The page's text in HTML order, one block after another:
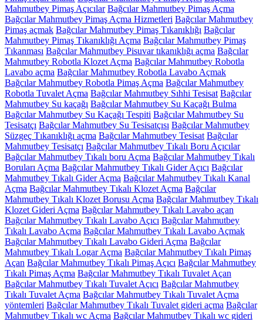
Mahmutbey Pimaş Açıcılar Bağcılar Mahmutbey Pimaş Açma
Bağcılar Mahmutbey Pimaş Açma Hizmetleri Bağcılar Mahmutbey
Pimaş açmak Bağcılar Mahmutbey Pimaş Tıkanıklığı Bağcılar
Mahmutbey Pimaş Tıkanıklığı Açma Bağcılar Mahmutbey Pimaş
Tıkanması Bağcılar Mahmutbey Pisuvar tıkanıklığı açma Bağcılar
Mahmutbey Robotla Klozet Açma Bağcılar Mahmutbey Robotla
Lavabo açma Bağcılar Mahmutbey Robotla Lavabo Açmak
Bağcılar Mahmutbey Robotla Pimaş Açma Bağcılar Mahmutbey
Robotla Tuvalet Açma Bağcılar Mahmutbey Sıhhi Tesisat Bağcılar
Mahmutbey Su kaçağı Bağcılar Mahmutbey Su Kaçağı Bulma
Bağcılar Mahmutbey Su Kaçağı Tespiti Bağcılar Mahmutbey Su
Tesisatçı Bağcılar Mahmutbey Su Tesisatçısı Bağcılar Mahmutbey
Süzgeç Tıkanıklığı açma Bağcılar Mahmutbey Tesisat Bağcılar
Mahmutbey Tesisatçı Bağcılar Mahmutbey Tıkalı Boru Açıcılar
Bağcılar Mahmutbey Tıkalı boru Açma Bağcılar Mahmutbey Tıkalı
Boruları Açma Bağcılar Mahmutbey Tıkalı Gider Açıcı Bağcılar
Mahmutbey Tıkalı Gider Açma Bağcılar Mahmutbey Tıkalı Kanal
Açma Bağcılar Mahmutbey Tıkalı Klozet Açma Bağcılar
Mahmutbey Tıkalı Klozet Borusu Açma Bağcılar Mahmutbey Tıkalı
Klozet Gideri Açma Bağcılar Mahmutbey Tıkalı Lavabo açan
Bağcılar Mahmutbey Tıkalı Lavabo Açıcı Bağcılar Mahmutbey
Tıkalı Lavabo Açma Bağcılar Mahmutbey Tıkalı Lavabo Açmak
Bağcılar Mahmutbey Tıkalı Lavabo Gideri Açma Bağcılar
Mahmutbey Tıkalı Logar Açma Bağcılar Mahmutbey Tıkalı Pimaş
Açan Bağcılar Mahmutbey Tıkalı Pimaş Açıcı Bağcılar Mahmutbey
Tıkalı Pimaş Açma Bağcılar Mahmutbey Tıkalı Tuvalet Açan
Bağcılar Mahmutbey Tıkalı Tuvalet Açıcı Bağcılar Mahmutbey
Tıkalı Tuvalet Açma Bağcılar Mahmutbey Tıkalı Tuvalet Açma
yöntemleri Bağcılar Mahmutbey Tıkalı Tuvalet gideri açma Bağcılar
Mahmutbey Tıkalı wc Açma Bağcılar Mahmutbey Tıkalı wc gideri